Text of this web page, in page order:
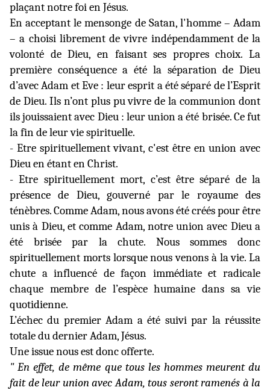
plaçant notre foi en Jésus.
En acceptant le mensonge de Satan, l'homme – Adam
– a choisi librement de vivre indépendamment de la
volonté de Dieu, en faisant ses propres choix. La
première conséquence a été la séparation de Dieu
d’avec Adam et Eve : leur esprit a été séparé de l’Esprit
de Dieu. Ils n’ont plus pu vivre de la communion dont
ils jouissaient avec Dieu : leur union a été brisée. Ce fut
la fin de leur vie spirituelle.
- Etre spirituellement vivant, c'est être en union avec
Dieu en étant en Christ.
- Etre spirituellement mort, c’est être séparé de la
présence de Dieu, gouverné par le royaume des
ténèbres. Comme Adam, nous avons été créés pour être
unis à Dieu, et comme Adam, notre union avec Dieu a
été brisée par la chute. Nous sommes donc
spirituellement morts lorsque nous venons à la vie. La
chute a influencé de façon immédiate et radicale
chaque membre de l’espèce humaine dans sa vie
quotidienne.
L’échec du premier Adam a été suivi par la réussite
totale du dernier Adam, Jésus.
Une issue nous est donc offerte.
" En effet, de même que tous les hommes meurent du
fait de leur union avec Adam, tous seront ramenés à la